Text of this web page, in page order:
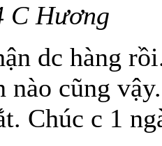
C Hương
dc hàng
nào cũng
Chúc c 1